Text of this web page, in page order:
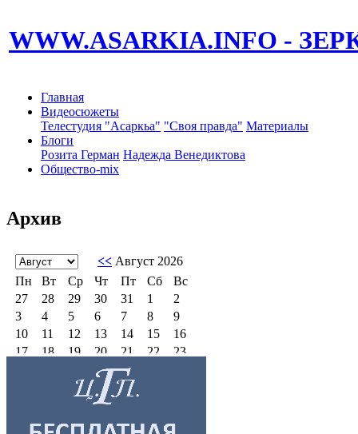
WWW.ASARKIA.INFO -
Главная
Видеосюжеты
Телестудия "Асаркьа" "Своя правда" Материалы
Блоги
Розита Герман Надежда Венедиктова
Общество-mix
Архив